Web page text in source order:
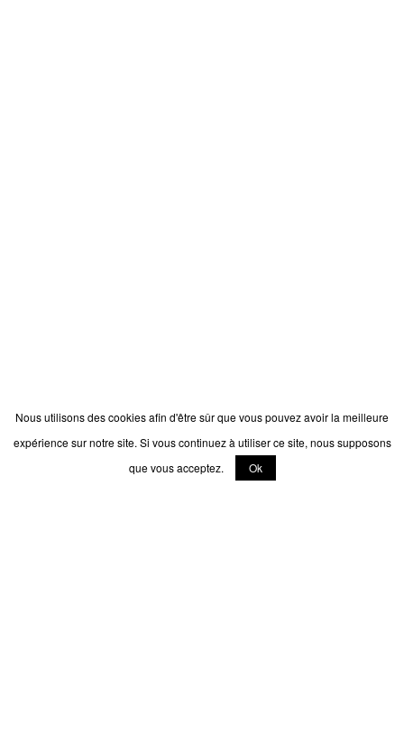
Nous utilisons des cookies afin d'être sûr que vous pouvez avoir la meilleure
expérience sur notre site. Si vous continuez à utiliser ce site, nous supposons
que vous acceptez.
Ok